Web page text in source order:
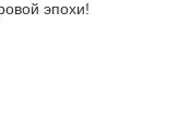
эпохи!